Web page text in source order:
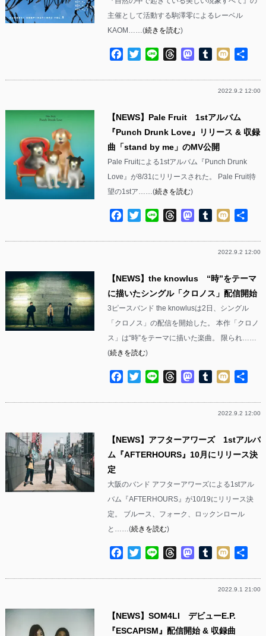
主催として活動する駒澤零によるレーベル
KAOM……(続きを読む)
Facebook
TwitterLine ThreadsMastodon
Tumblr
Mixi
2022.9.2 12:00
【NEWS】Pale Fruit 1stアルバム
『Punch Drunk Love』リリース & 収録
曲「stand by me」のMV公開
Pale Fruitによる1stアルバム『Punch Drunk
Love』が8/31にリリースされた。 Pale Fruit待
望の1stア……(続きを読む)
Facebook
TwitterLine ThreadsMastodon
Tumblr
Mixi
2022.9.2 12:00
【NEWS】the knowlus “時”をテーマ
に描いたシングル「クロノス」配信開始
3ピースバンド the knowlusは2日、シングル
「クロノス」の配信を開始した。 本作「クロノ
ス」は“時”をテーマに描いた楽曲。 限られ……
(続きを読む)
Facebook
TwitterLine ThreadsMastodon
Tumblr
Mixi
2022.9.2 12:00
【NEWS】アフターアワーズ 1stアルバ
ム『AFTERHOURS』10月にリリース決
定
大阪のバンド アフターアワーズによる1stアル
バム『AFTERHOURS』が10/19にリリース決
定。 ブルース、フォーク、ロックンロール
と……(続きを読む)
Facebook
TwitterLine ThreadsMastodon
Tumblr
Mixi
2022.9.1 21:00
【NEWS】SOM4LI デビューE.P.
『ESCAPISM』配信開始 & 収録曲